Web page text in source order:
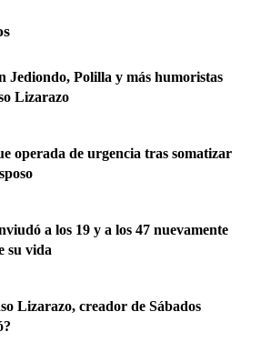
Jediondo, Polilla y más humoristas
Lizarazo
operada de urgencia tras somatizar
a los 19 y a los 47 nuevamente
su vida
Lizarazo, creador de Sábados